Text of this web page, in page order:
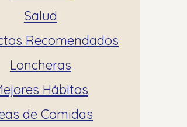
Salud
Recomendados
Loncheras
Hábitos
de Comidas